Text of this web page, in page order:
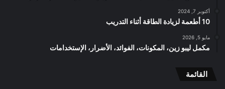
أكتوبر 7, 2024
10 أطعمة لزيادة الطاقة أثناء التدريب
مايو 5, 2026
مكمل ليبو زين، المكونات، الفوائد، الأضرار، الإستخدامات
القائمة